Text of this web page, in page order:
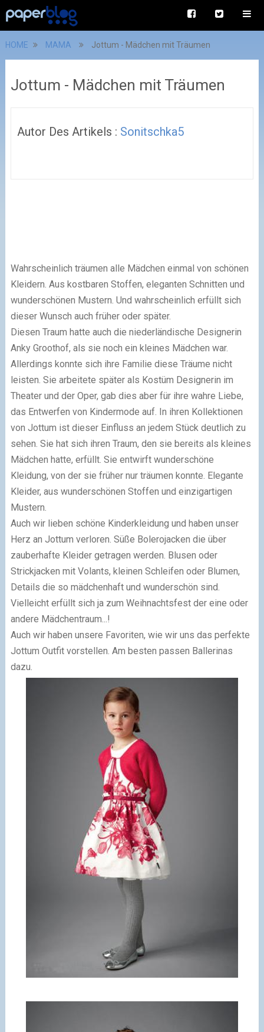
HOME MAMA Jottum - Mädchen mit Träumen
Jottum - Mädchen mit Träumen
Autor Des Artikels : Sonitschka5
Wahrscheinlich träumen alle Mädchen einmal von schönen
Kleidern. Aus kostbaren Stoffen, eleganten Schnitten und
wunderschönen Mustern. Und wahrscheinlich erfüllt sich
dieser Wunsch auch früher oder später.
Diesen Traum hatte auch die niederländische Designerin
Anky Groothof, als sie noch ein kleines Mädchen war.
Allerdings konnte sich ihre Familie diese Träume nicht
leisten. Sie arbeitete später als Kostüm Designerin im
Theater und der Oper, gab dies aber für ihre wahre Liebe,
das Entwerfen von Kindermode auf. In ihren Kollektionen
von Jottum ist dieser Einfluss an jedem Stück deutlich zu
sehen. Sie hat sich ihren Traum, den sie bereits als kleines
Mädchen hatte, erfüllt. Sie entwirft wunderschöne
Kleidung, von der sie früher nur träumen konnte. Elegante
Kleider, aus wunderschönen Stoffen und einzigartigen
Mustern.
Auch wir lieben schöne Kinderkleidung und haben unser
Herz an Jottum verloren. Süße Bolerojacken die über
zauberhafte Kleider getragen werden. Blusen oder
Strickjacken mit Volants, kleinen Schleifen oder Blumen,
Details die so mädchenhaft und wunderschön sind.
Vielleicht erfüllt sich ja zum Weihnachtsfest der eine oder
andere Mädchentraum...!
Auch wir haben unsere Favoriten, wie wir uns das perfekte
Jottum Outfit vorstellen. Am besten passen Ballerinas
dazu.